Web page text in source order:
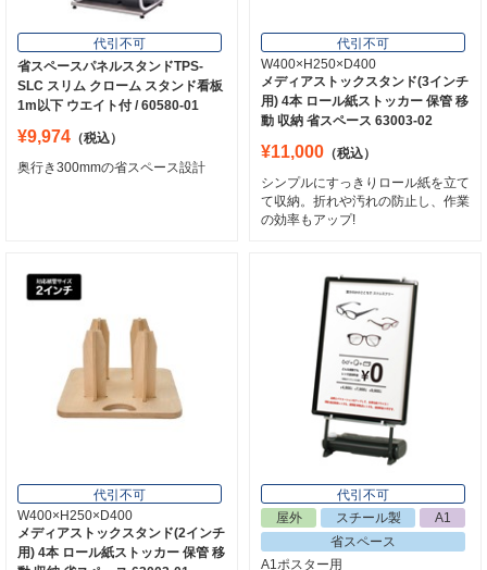
代引不可
省スペースパネルスタンドTPS-
SLC スリム クローム スタンド看板
1m以下 ウエイト付 / 60580-01
¥9,974 （税込）
奥行き300mmの省スペース設計
代引不可
W400×H250×D400
メディアストックスタンド(3インチ
用) 4本 ロール紙ストッカー 保管 移
動 収納 省スペース 63003-02
¥11,000 （税込）
シンプルにすっきりロール紙を立て
て収納。折れや汚れの防止し、作業
の効率もアップ!
代引不可
W400×H250×D400
メディアストックスタンド(2インチ
用) 4本 ロール紙ストッカー 保管 移
代引不可
屋外
スチール製
A1
省スペース
A1ポスター用